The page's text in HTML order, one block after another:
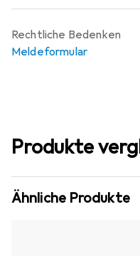
Rechtliche Bedenken
Meldeformular
Produkte
Ähnliche Produkte